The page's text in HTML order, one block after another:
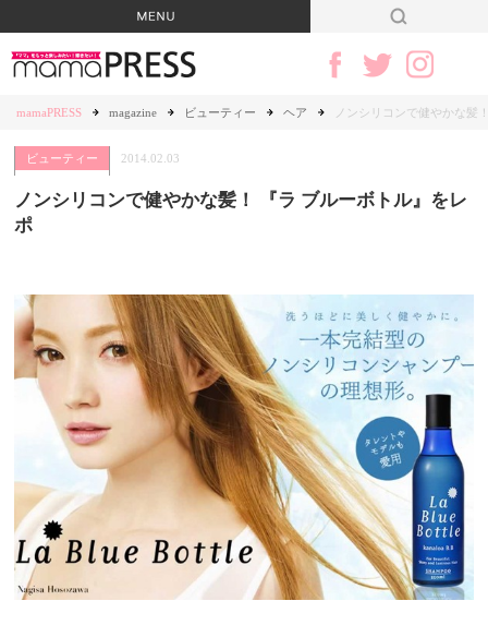
mamaPRESS magazine ビューティー ヘア ノンシリコンで健やかな髪
ビューティー 2014.02.03
ノンシリコンで健やかな髪！ 『ラ ブルーボトル』をレ
ポ